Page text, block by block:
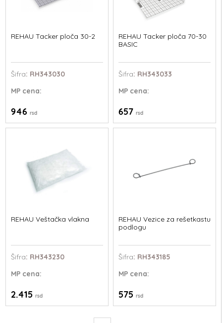
REHAU Tacker ploča 30-2
Šifra: RH343030
MP cena:
946rsd
REHAU Tacker ploča 70-30
BASIC
Šifra: RH343033
MPcena:
657 rsd
REHAU Veštačka vlakna
Šifra: RH343230
MP cena:
2.415rsd
REHAU Vezice za rešetkastu
podlogu
Šifra: RH343185
MPcena:
575 rsd